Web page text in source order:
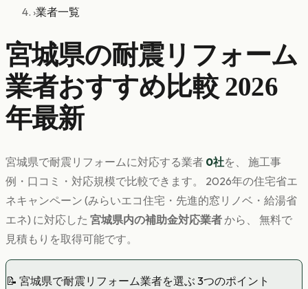
›業者一覧
宮城県の耐震リフォーム
業者おすすめ比較 2026
年最新
宮城県で耐震リフォームに対応する業者 0社を、 施工事
例・口コミ・対応規模で比較できます。 2026年の住宅省エ
ネキャンペーン (みらいエコ住宅・先進的窓リノベ・給湯省
エネ) に対応した 宮城県内の補助金対応業者から、 無料で
見積もりを取得可能です。
📝 宮城県で耐震リフォーム業者を選ぶ 3つのポイント